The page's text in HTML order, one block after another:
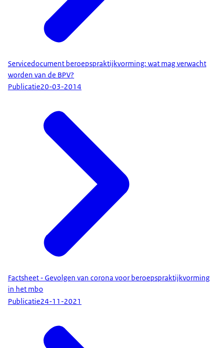
Servicedocument beroepspraktijkvorming: wat mag verwacht
worden van de BPV?
Publicatie20-03-2014
Factsheet - Gevolgen van corona voor beroepspraktijkvorming
in het mbo
Publicatie24-11-2021